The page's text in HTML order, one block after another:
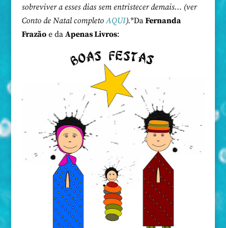
sobreviver a esses dias sem entristecer demais… (ver
Conto de Natal completoAQUI).*Da Fernanda
Frazãoe da Apenas Livros: